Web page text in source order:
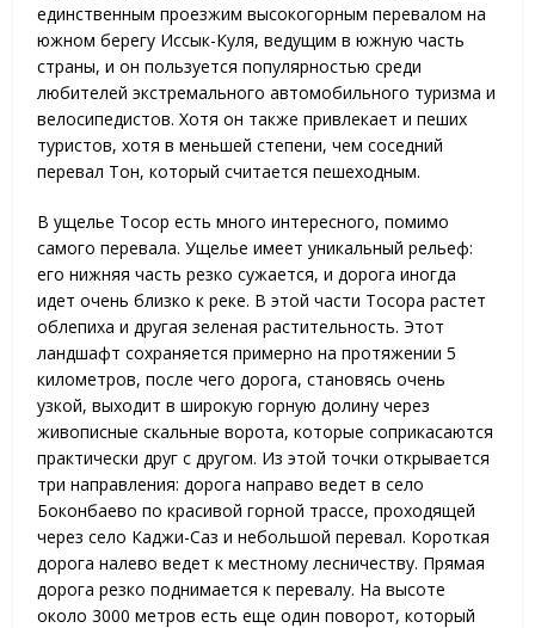
единственным проезжим высокогорным перевалом на
южном берегу Иссык-Куля, ведущим в южную часть
страны, и он пользуется популярностью среди
любителей экстремального автомобильного туризма и
велосипедистов. Хотя он также привлекает и пеших
туристов, хотя в меньшей степени, чем соседний
перевал Тон, который считается пешеходным.
В ущелье Тосор есть много интересного, помимо
самого перевала. Ущелье имеет уникальный рельеф:
его нижняя часть резко сужается, и дорога иногда
идет очень близко к реке. В этой части Тосора растет
облепиха и другая зеленая растительность. Этот
ландшафт сохраняется примерно на протяжении 5
километров, после чего дорога, становясь очень
узкой, выходит в широкую горную долину через
живописные скальные ворота, которые соприкасаются
практически друг с другом. Из этой точки открывается
три направления: дорога направо ведет в село
Боконбаево по красивой горной трассе, проходящей
через село Каджи-Саз и небольшой перевал. Короткая
дорога налево ведет к местному лесничеству. Прямая
дорога резко поднимается к перевалу. На высоте
около 3000 метров есть еще один поворот, который